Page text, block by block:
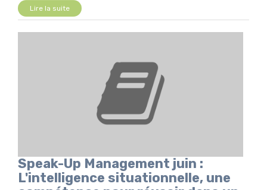
Lire la suite
Speak-Up Management juin :
L'intelligence situationnelle, une